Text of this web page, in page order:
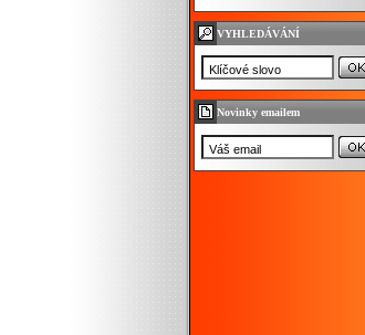
VYHLEDÁVÁNÍ
Novinky emailem